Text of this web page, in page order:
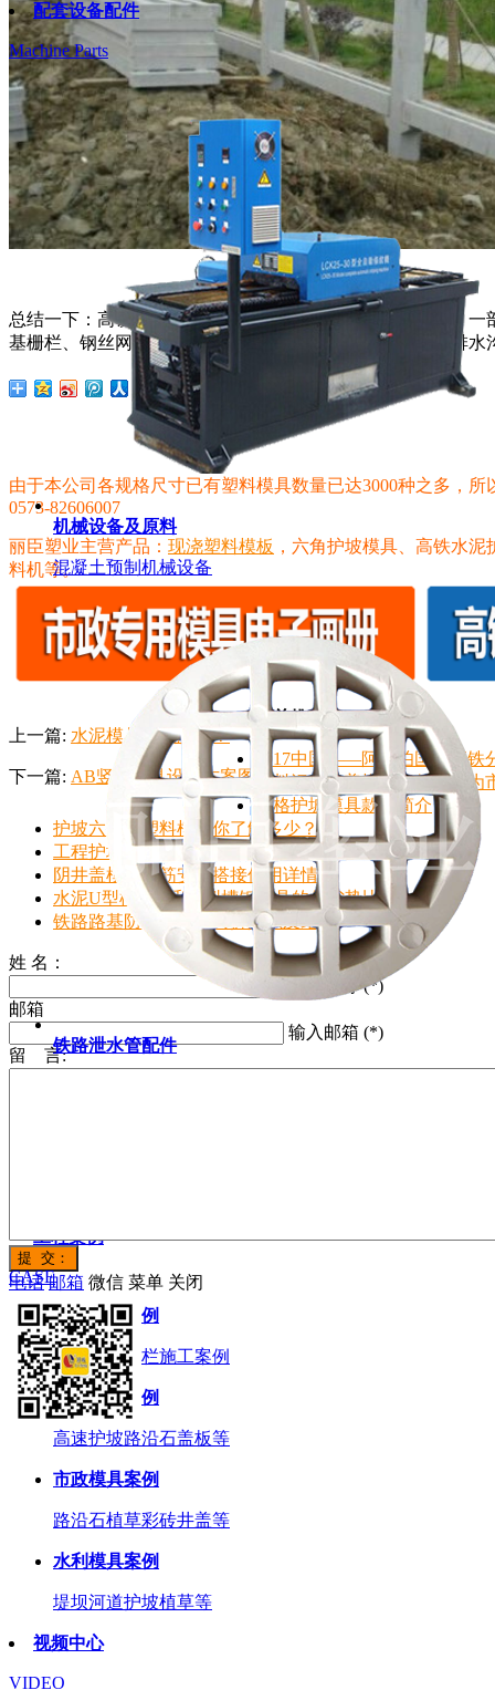
配套设备配件
Machine Parts
机械设备及原料
混凝土预制机械设备
铁路泄水管配件
工程案例
CASE
高铁模具案例
高铁桥梁护栏施工案例
高速模具案例
高速护坡路沿石盖板等
市政模具案例
路沿石植草彩砖井盖等
水利模具案例
堤坝河道护坡植草等
视频中心
VIDEO
总结一下：高铁基建所需的小型预制件主要分为两个部分，
基栅栏、钢丝网立柱、骨架护坡、生态护坡、排水沟渠、排水
由于本公司各规格尺寸已有塑料模具数量已达3000种之多，
0573-82606007
丽臣塑业主营产品： 现浇塑料模板 ，六角护坡模具、高铁水
料机等。
上一篇: 水泥模具怎么脱模？
下一篇: AB竖墙模具设计方案图
相关推荐
2017中国——阿拉伯国家高铁
塑料污水井盖模具为何能成为
网格护坡模具款式简介
护坡六棱块塑料模具你了解多少？
工程护坡模具是塑料的好还是钢质的好
阴井盖模具钢筋安装搭接使用详情
水泥U型槽模具和U型槽钢模具的优劣势比较
铁路路基防护栅栏模具拆除以及维护
姓 名：
输入名称 (*)
邮箱
输入邮箱 (*)
留 言:
电话 邮箱 微信 菜单 关闭